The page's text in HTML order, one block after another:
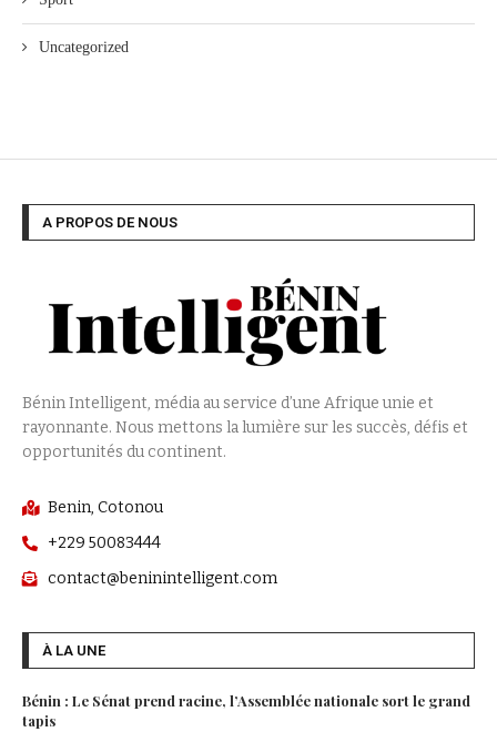
Uncategorized
A PROPOS DE NOUS
Bénin Intelligent, média au service d’une Afrique unie et
rayonnante. Nous mettons la lumière sur les succès, défis et
opportunités du continent.
Benin, Cotonou
+229 50083444
contact@beninintelligent.com
À LA UNE
Bénin : Le Sénat prend racine, l’Assemblée nationale sort le grand
tapis